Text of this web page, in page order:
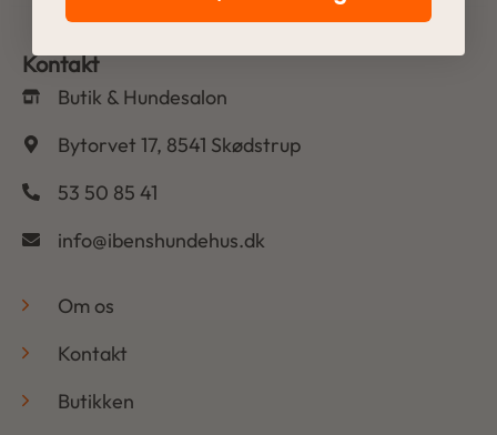
Kontakt
Butik & Hundesalon
Bytorvet 17, 8541 Skødstrup
53 50 85 41
info@ibenshundehus.dk
Om os
Kontakt
Butikken